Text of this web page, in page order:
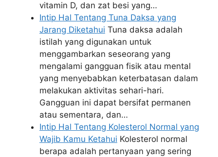
vitamin D, dan zat besi yang…
Intip Hal Tentang Tuna Daksa yang
Jarang Diketahui Tuna daksa adalah
istilah yang digunakan untuk
menggambarkan seseorang yang
mengalami gangguan fisik atau mental
yang menyebabkan keterbatasan dalam
melakukan aktivitas sehari-hari.
Gangguan ini dapat bersifat permanen
atau sementara, dan…
Intip Hal Tentang Kolesterol Normal yang
Wajib Kamu Ketahui Kolesterol normal
berapa adalah pertanyaan yang sering